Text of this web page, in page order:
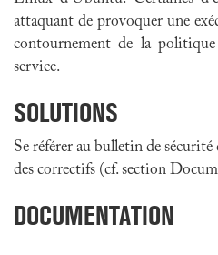
attaquant de provoquer une
contournement de la
service.
SOLUTIONS
Se référer au bulletin de
des correctifs (cf. section
DOCUMENTATION